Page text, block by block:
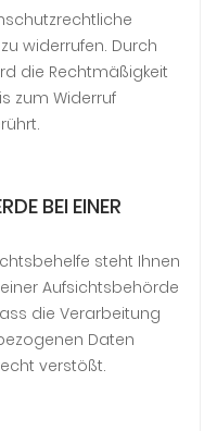
widerrufen. Durch
die Rechtmäßigkeit
zum Widerruf
BEI EINER
steht Ihnen
Aufsichtsbehörde
die Verarbeitung
Daten
verstößt.